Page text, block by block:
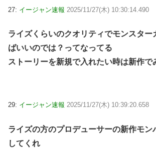
27: イージャン速報 2025/11/27(木) 10:30:14.490
ライズくらいのクオリティでモンスター
ばいいのでは？ってなってる
ストーリーを新規で入れたい時は新作で
29: イージャン速報 2025/11/27(木) 10:39:20.658
ライズの方のプロデューサーの新作モン
してくれ